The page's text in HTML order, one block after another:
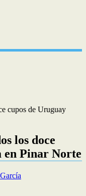
cupos de Uruguay
los doce
en Pinar Norte